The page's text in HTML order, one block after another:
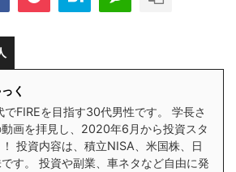
く
でFIREを目指す30代男性です。 学長さ
動画を拝見し、2020年6月から投資スタ
投資内容は、積立NISA、米国株、日
す。 投資や副業、車ネタなど自由に発